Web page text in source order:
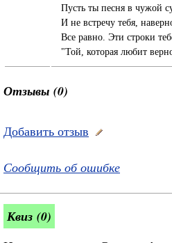
Пусть ты песня в чужой
И не встречу тебя,
Все равно. Эти строки
"Той, которая любит
Отзывы (0)
Добавить отзыв
Сообщить об ошибке
Квиз (0)